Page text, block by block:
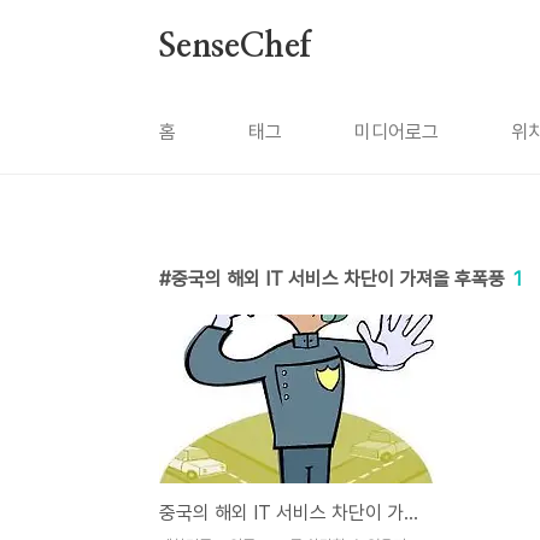
SenseChef
홈 태그 미디어로그 위
중국의 해외 IT 서비스 차단이 가져올 후폭풍 1
중국의 해외 IT 서비스 차단이 가져올 후폭풍